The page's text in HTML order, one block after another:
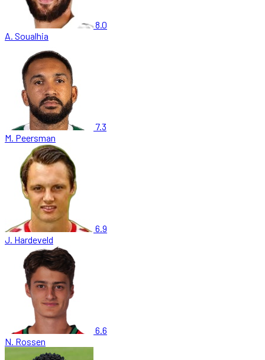
8.0
A. Soualhia
7.3
M. Peersman
6.9
J. Hardeveld
6.6
N. Rossen